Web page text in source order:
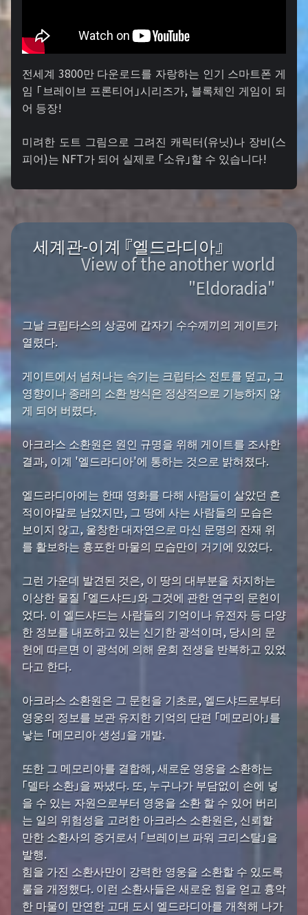
전세계 3800만 다운로드를 자랑하는 인기 스마트폰 게
임 「브레이브 프론티어」시리즈가, 블록체인 게임이 되
어 등장!
미려한 도트 그림으로 그려진 캐릭터(유닛)나 장비(스
피어)는 NFT가 되어 실제로 「소유」할 수 있습니다!
세계관-이계 『엘드라디아』
View of the another world
"Eldoradia"
그날 크립타스의 상공에 갑자기 수수께끼의 게이트가
열렸다.
게이트에서 넘쳐나는 속기는 크립타스 전토를 덮고, 그
영향이나 종래의 소환 방식은 정상적으로 기능하지 않
게 되어 버렸다.
아크라스 소환원은 원인 규명을 위해 게이트를 조사한
결과, 이계 '엘드라디아'에 통하는 것으로 밝혀졌다.
엘드라디아에는 한때 영화를 다해 사람들이 살았던 흔
적이야말로 남았지만, 그 땅에 사는 사람들의 모습은
보이지 않고, 울창한 대자연으로 마신 문명의 잔재 위
를 활보하는 흉포한 마물의 모습만이 거기에 있었다.
그런 가운데 발견된 것은, 이 땅의 대부분을 차지하는
이상한 물질 「엘드샤드」와 그것에 관한 연구의 문헌이
었다. 이 엘드샤드는 사람들의 기억이나 유전자 등 다양
한 정보를 내포하고 있는 신기한 광석이며, 당시의 문
헌에 따르면 이 광석에 의해 윤회 전생을 반복하고 있었
다고 한다.
아크라스 소환원은 그 문헌을 기초로, 엘드샤드로부터
영웅의 정보를 보관 유지한 기억의 단편 「메모리아」를
낳는 「메모리아 생성」을 개발.
또한 그 메모리아를 결합해, 새로운 영웅을 소환하는
「델타 소환」을 짜냈다. 또, 누구나가 부담없이 손에 넣
을 수 있는 자원으로부터 영웅을 소환 할 수 있어 버리
는 일의 위험성을 고려한 아크라스 소환원은, 신뢰할
만한 소환사의 증거로서 「브레이브 파워 크리스탈」을
발행.
힘을 가진 소환사만이 강력한 영웅을 소환할 수 있도록
룰을 개정했다. 이런 소환사들은 새로운 힘을 얻고 흉악
한 마물이 만연한 고대 도시 엘드라디아를 개척해 나가